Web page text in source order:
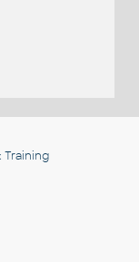
Training